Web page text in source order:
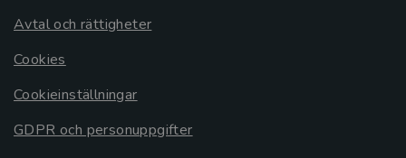
Avtal och rättigheter
Cookies
Cookieinställningar
GDPR och personuppgifter